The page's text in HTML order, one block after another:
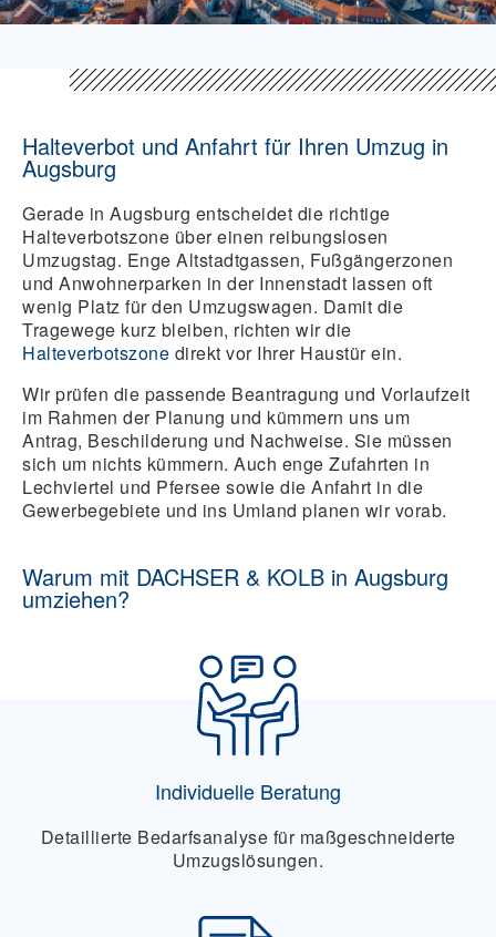
Halteverbot und Anfahrt für Ihren Umzug in
Augsburg
Gerade in Augsburg entscheidet die richtige
Halteverbotszone über einen reibungslosen
Umzugstag. Enge Altstadtgassen, Fußgängerzonen
und Anwohnerparken in der Innenstadt lassen oft
wenig Platz für den Umzugswagen. Damit die
Tragewege kurz bleiben, richten wir die
Halteverbotszone direkt vor Ihrer Haustür ein.
Wir prüfen die passende Beantragung und Vorlaufzeit
im Rahmen der Planung und kümmern uns um
Antrag, Beschilderung und Nachweise. Sie müssen
sich um nichts kümmern. Auch enge Zufahrten in
Lechviertel und Pfersee sowie die Anfahrt in die
Gewerbegebiete und ins Umland planen wir vorab.
Warum mit DACHSER & KOLB in Augsburg
umziehen?
Individuelle Beratung
Detaillierte Bedarfsanalyse für maßgeschneiderte
Umzugslösungen.